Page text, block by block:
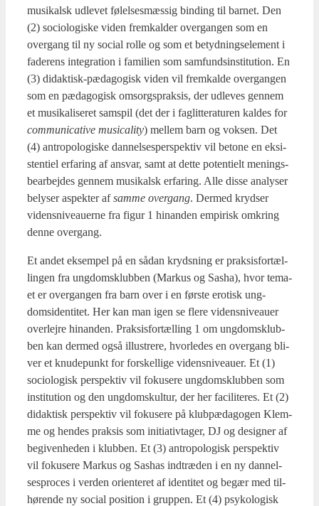
musi­kalsk udle­vet følel­ses­mæs­sig bin­ding til bar­net. Den
(2) socio­lo­gi­ske viden frem­kal­der over­gan­gen som en
over­gang til ny soci­al rol­le og som et betyd­nings­e­le­ment i
fade­rens inte­gra­tion i fami­li­en som sam­fund­s­in­sti­tu­tion. En
(3) didak­tisk-pæda­go­gisk viden vil frem­kal­de over­gan­gen
som en pæda­go­gisk omsorgs­prak­sis, der udle­ves gen­nem
et musi­ka­li­se­ret sam­spil (det der i fag­lit­te­ra­tu­ren kal­des for
com­mu­ni­ca­ti­ve musi­ca­li­ty) mel­lem barn og vok­sen. Det
(4) antro­po­lo­gi­ske dan­nel­ses­per­spek­tiv vil beto­ne en eksi­
sten­ti­el erfa­ring af ansvar, samt at det­te poten­ti­elt menings­
be­ar­bej­des gen­nem musi­kalsk erfa­ring. Alle dis­se ana­ly­ser
bely­ser aspek­ter afsam­me over­gang. Der­med kryd­ser
videns­ni­veau­er­ne fra figur 1 hin­an­den empi­risk omkring
den­ne over­gang.
Et andet eksem­pel på en sådan kryds­ning er prak­sis­for­tæl­
lin­gen fra ung­dom­s­klub­ben (Mar­kus og Sasha), hvor tema­
et er over­gan­gen fra barn over i en før­ste ero­tisk ung­
domsi­den­ti­tet. Her kan man igen se fle­re videns­ni­veau­er
over­lej­re hin­an­den. Prak­sis­for­tæl­ling 1 om ung­dom­s­klub­
ben kan der­med også illu­stre­re, hvor­le­des en over­gang bli­
ver et knu­de­punkt for for­skel­li­ge videns­ni­veau­er. Et (1)
socio­lo­gisk per­spek­tiv vil foku­se­re ung­dom­s­klub­ben som
insti­tu­tion og den ung­dom­skul­tur, der her faci­li­te­res. Et (2)
didak­tisk per­spek­tiv vil foku­se­re på klub­pæ­da­go­gen Klem­
me og hen­des prak­sis som ini­ti­a­tiv­ta­ger, DJ og desig­ner af
begi­ven­he­den i klub­ben. Et (3) antro­po­lo­gisk per­spek­tiv
vil foku­se­re Mar­kus og Sas­has ind­træ­den i en ny dan­nel­
ses­pro­ces i ver­den ori­en­te­ret af iden­ti­tet og begær med til­
hø­ren­de ny soci­al posi­tion i grup­pen. Et (4) psy­ko­lo­gisk